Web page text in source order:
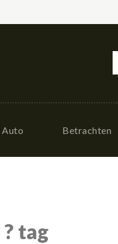
Auto Betrachten
? tag